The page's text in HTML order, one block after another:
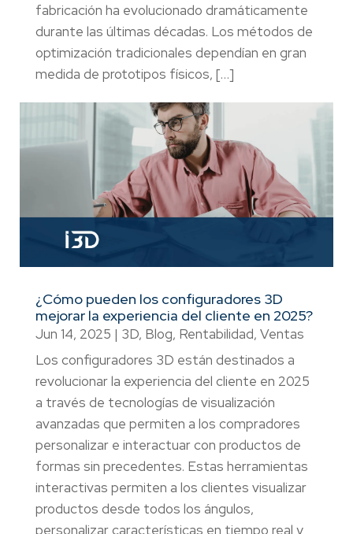
fabricación ha evolucionado dramáticamente
durante las últimas décadas. Los métodos de
optimización tradicionales dependían en gran
medida de prototipos físicos, […]
¿Cómo pueden los configuradores 3D
mejorar la experiencia del cliente en 2025?
Jun 14, 2025 | 3D, Blog, Rentabilidad, Ventas
Los configuradores 3D están destinados a
revolucionar la experiencia del cliente en 2025
a través de tecnologías de visualización
avanzadas que permiten a los compradores
personalizar e interactuar con productos de
formas sin precedentes. Estas herramientas
interactivas permiten a los clientes visualizar
productos desde todos los ángulos,
personalizar características en tiempo real y